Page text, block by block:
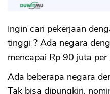
Ingin cari pekerjaan dengan gaji bulanan yang
tinggi ? Ada negara
mencapai Rp 90 juta per
Ada beberapa negara
Tak bisa dipungkiri,